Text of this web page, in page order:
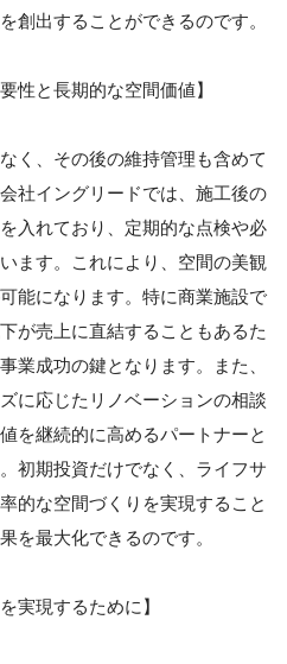
創出することができるのです。
性と長期的な空間価値】
く、その後の維持管理も含めて
社イングリードでは、施工後の
入れており、定期的な点検や必
ます。これにより、空間の美観
能になります。特に商業施設で
が売上に直結することもあるた
業成功の鍵となります。また、
に応じたリノベーションの相談
を継続的に高めるパートナーと
初期投資だけでなく、ライフサ
的な空間づくりを実現すること
を最大化できるのです。
実現するために】